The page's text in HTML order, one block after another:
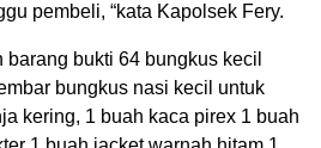
pembeli, “kata Kapolsek Fery.
bukti 64 bungkus kecil
bungkus nasi kecil untuk
kering, 1 buah kaca pirex 1 buah